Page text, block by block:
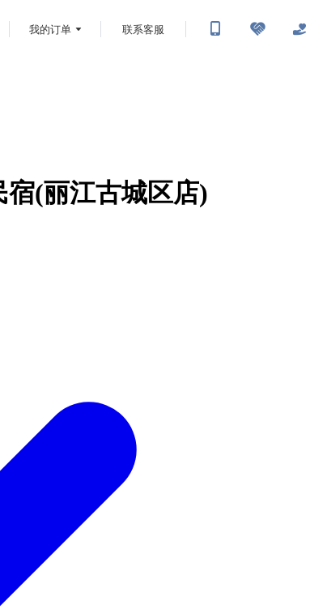
我的订单 联系客服
宿(丽江古城区店)